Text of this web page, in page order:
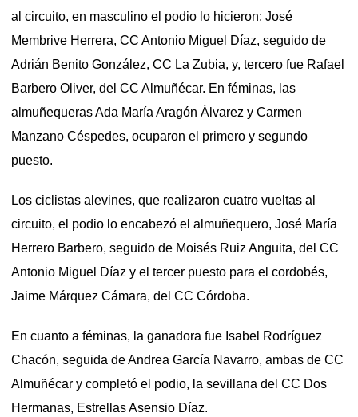
al circuito, en masculino el podio lo hicieron: José
Membrive Herrera, CC Antonio Miguel Díaz, seguido de
Adrián Benito González, CC La Zubia, y, tercero fue Rafael
Barbero Oliver, del CC Almuñécar. En féminas, las
almuñequeras Ada María Aragón Álvarez y Carmen
Manzano Céspedes, ocuparon el primero y segundo
puesto.
Los ciclistas alevines, que realizaron cuatro vueltas al
circuito, el podio lo encabezó el almuñequero, José María
Herrero Barbero, seguido de Moisés Ruiz Anguita, del CC
Antonio Miguel Díaz y el tercer puesto para el cordobés,
Jaime Márquez Cámara, del CC Córdoba.
En cuanto a féminas, la ganadora fue Isabel Rodríguez
Chacón, seguida de Andrea García Navarro, ambas de CC
Almuñécar y completó el podio, la sevillana del CC Dos
Hermanas, Estrellas Asensio Díaz.